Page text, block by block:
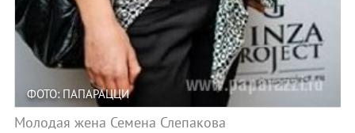
ФОТО: ПАПАРАЦЦИ
Молодая жена Семена Слепакова